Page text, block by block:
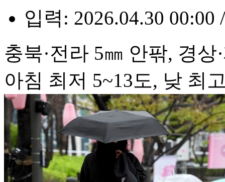
입력: 2026.04.30 00:00
충북·전라 5㎜ 안팎, 경상
아침 최저 5~13도, 낮 최